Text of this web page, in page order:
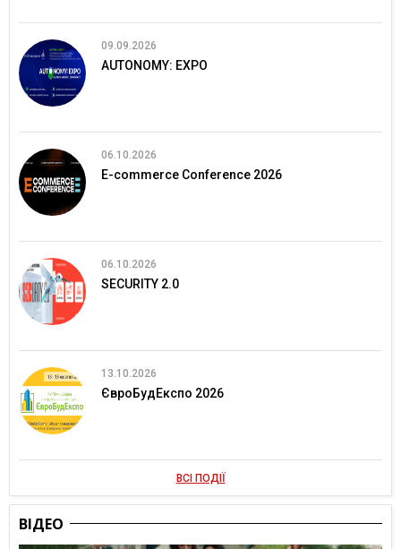
09.09.2026
AUTONOMY: EXPO
06.10.2026
E-commerce Conference 2026
06.10.2026
SECURITY 2.0
13.10.2026
ЄвроБудЕкспо 2026
ВСІ ПОДІЇ
ВІДЕО